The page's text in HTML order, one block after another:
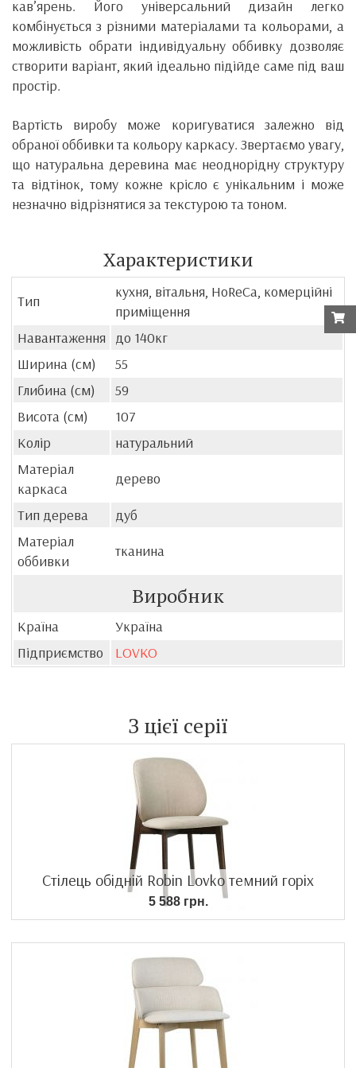
кав’ярень. Його універсальний дизайн легко
комбінується з різними матеріалами та кольорами, а
можливість обрати індивідуальну оббивку дозволяє
створити варіант, який ідеально підійде саме під ваш
простір.
Вартість виробу може коригуватися залежно від
обраної оббивки та кольору каркасу. Звертаємо увагу,
що натуральна деревина має неоднорідну структуру
та відтінок, тому кожне крісло є унікальним і може
незначно відрізнятися за текстурою та тоном.
Характеристики
Тип
кухня, вітальня, HoReCa, комерційні
приміщення
Навантаження
до 140кг
Ширина (см)
55
Глибина (см)
59
Висота (см)
107
Колір
натуральний
Матеріал
каркаса
дерево
Тип дерева
дуб
Матеріал
оббивки
тканина
Виробник
Країна
Україна
Підприємство
LOVKO
З цієї серії
Стілець обідній Robin Lovko темний горіх
5 588 грн.